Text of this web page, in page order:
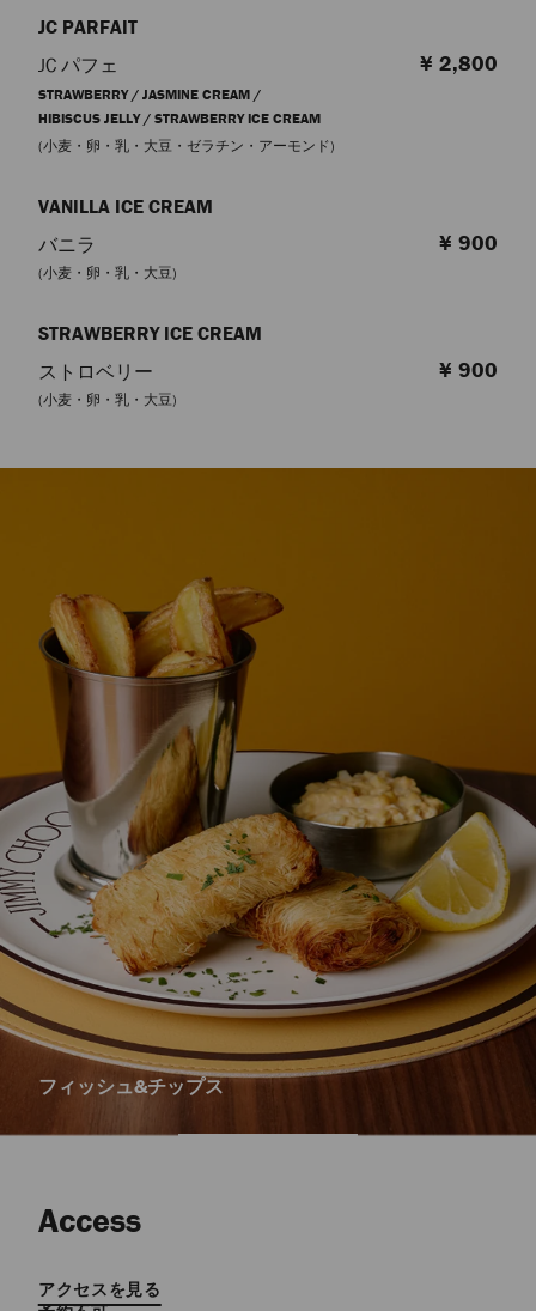
JC PARFAIT
JC パフェ
STRAWBERRY / JASMINE CREAM /
HIBISCUS JELLY / STRAWBERRY ICE CREAM
(小麦・卵・乳・大豆・ゼラチン・アーモンド)
¥ 2,800
VANILLA ICE CREAM
バニラ
(小麦・卵・乳・大豆)
¥ 900
STRAWBERRY ICE CREAM
ストロベリー
(小麦・卵・乳・大豆)
¥ 900
ジミー チュウ プリントカフェ
Access​
アクセスを見る​